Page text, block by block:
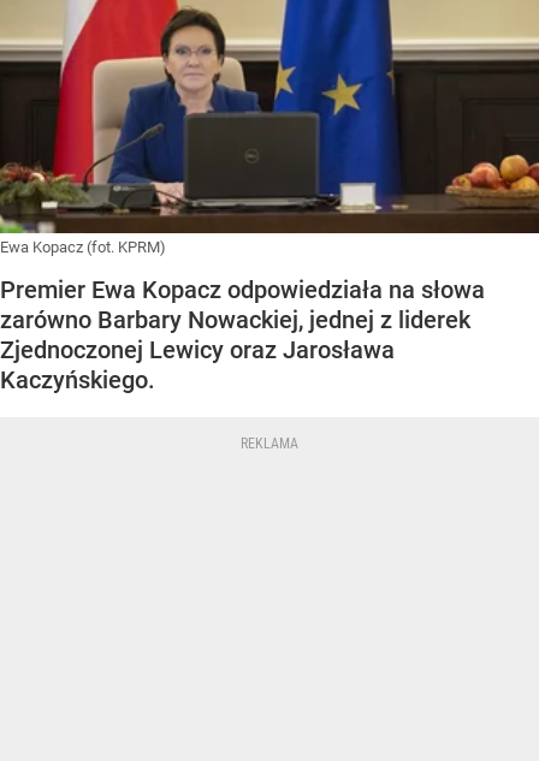
Ewa Kopacz (fot. KPRM)
Premier Ewa Kopacz odpowiedziała na słowa
zarówno Barbary Nowackiej, jednej z liderek
Zjednoczonej Lewicy oraz Jarosława
Kaczyńskiego.